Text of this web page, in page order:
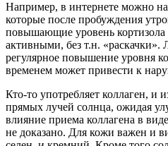
Например, в интернете можно
которые после пробуждения
повышающие уровень кортизола
активными, без т.н. «раскачки».
регулярное повышение уровня
временем может привести к
Кто-то употребляет коллаген, и
прямых лучей солнца, ожидая
влияние приема коллагена в
не доказано. Для кожи важен и